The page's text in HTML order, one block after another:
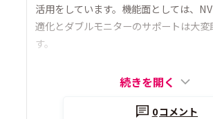
活用をしています。機能面としては、
適化とダブルモニターのサポートは大変
す。
続きを開く
0コメント